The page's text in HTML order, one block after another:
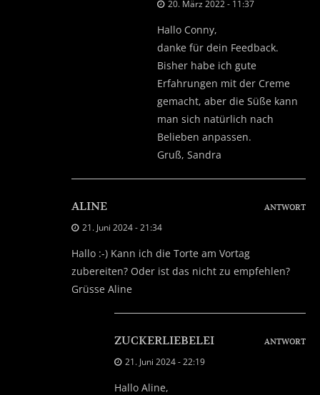
20. März 2022 - 11:37
Hallo Conny,
danke für dein Feedback.
Bisher habe ich gute
Erfahrungen mit der Creme
gemacht, aber die Süße kann
man sich natürlich nach
Belieben anpassen.
Gruß, Sandra
ALINE
21. Juni 2024 - 21:34
Hallo :-) Kann ich die Torte am Vortag
zubereiten? Oder ist das nicht zu empfehlen?
Grüsse Aline
ANTWORT
ZUCKERLIEBELEI
21. Juni 2024 - 22:19
Hallo Aline,
ANTWORT